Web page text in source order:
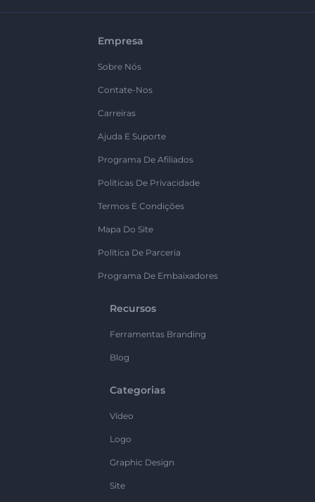
Empresa
Sobre Nós
Contate-Nos
Carreiras
Ajuda E Suporte
Programa De Afiliados
Políticas De Privacidade
Termos E Condições
Mapa Do Site
Política De Parceria
Programa De Embaixadores
Recursos
Ferramentas Branding
Blog
Categorias
Vídeo
Logo
Graphic Design
Site